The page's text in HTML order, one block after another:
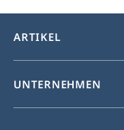
ARTIKEL
UNTERNEHMEN